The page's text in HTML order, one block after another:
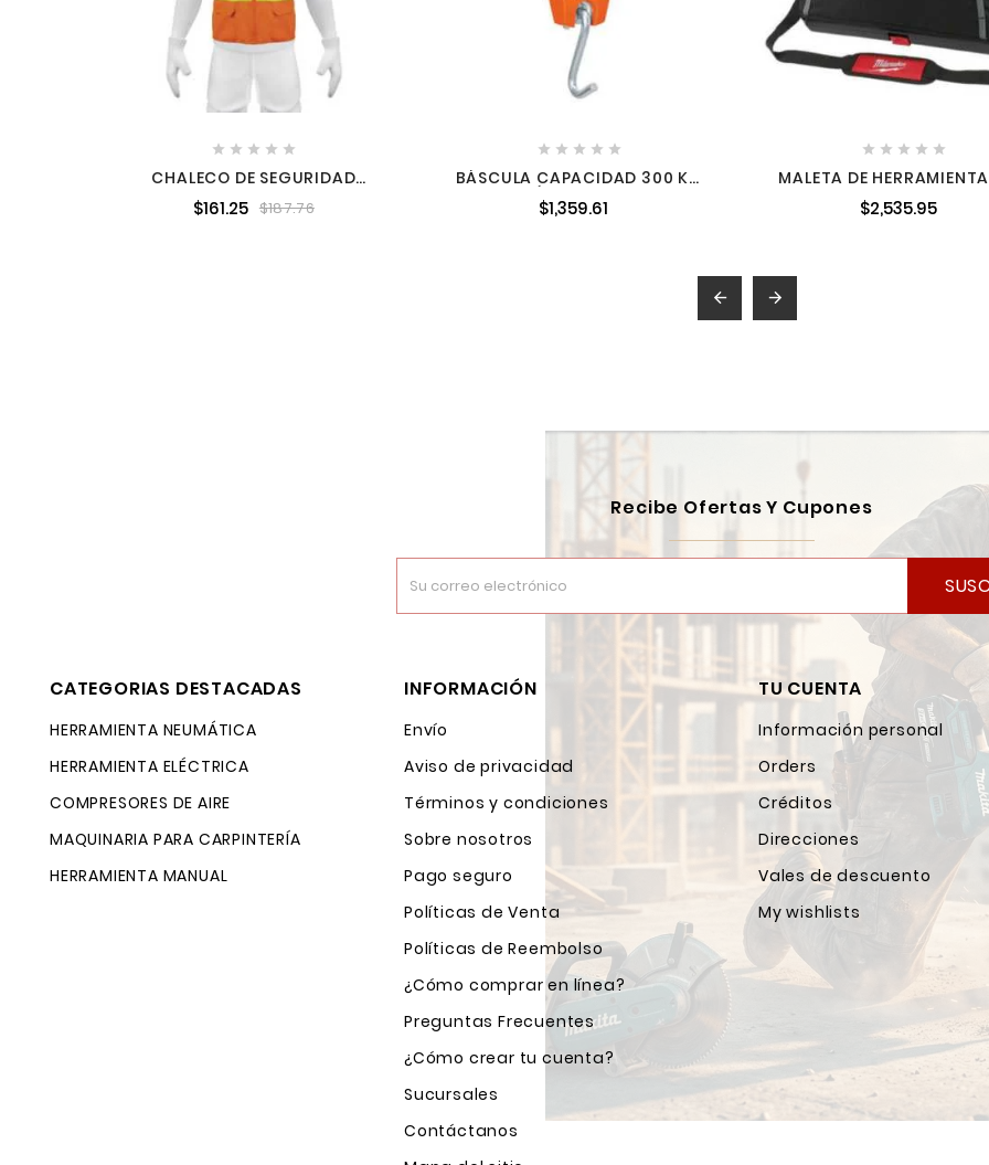
    
CHALECO DE SEGURIDAD
NARANJA MAX VISIBILIDAD Y 6
BOLSAS
$161.25 $187.76
    
BÁSCULA CAPACIDAD 300 KG
ELECTRÓNICA COLGANTE,
TRUPER
$1,359.61
    
MALETA DE
PACKOUT MILWAUKEE
$2,535.95
 
Recibe Ofertas Y Cupones
CATEGORIAS DESTACADAS
HERRAMIENTA NEUMÁTICA
HERRAMIENTA ELÉCTRICA
COMPRESORES DE AIRE
MAQUINARIA PARA CARPINTERÍA
HERRAMIENTA MANUAL
INFORMACIÓN
Envío
Aviso de privacidad
Términos y condiciones
Sobre nosotros
Pago seguro
Políticas de Venta
Políticas de Reembolso
¿Cómo comprar en línea?
Preguntas Frecuentes
¿Cómo crear tu cuenta?
Sucursales
Contáctanos
TU CUENTA
Información personal
Orders
Créditos
Direcciones
Vales de descuento
My wishlists